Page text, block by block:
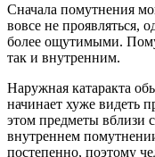
Сначала помутнения
вовсе не проявляться,
более ощутимыми.
так и внутренним.
Наружная катаракта
начинает хуже видеть
этом предметы вблизи
внутреннем
постепенно, поэтому